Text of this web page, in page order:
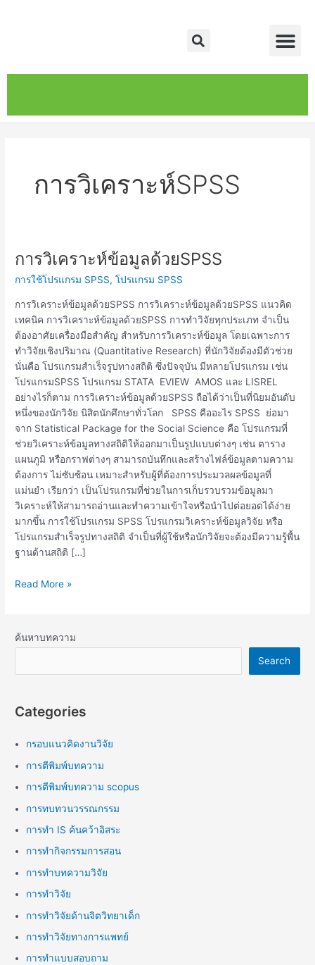
Search
การวิเคราะห์SPSS
การวิเคราะห์ข้อมูลด้วยSPSS
การใช้โปรแกรม SPSS,โปรแกรม SPSS
การวิเคราะห์ข้อมูลด้วยSPSS การวิเคราะห์ข้อมูลด้วยSPSS แนวคิด
เทคนิค การวิเคราะห์ข้อมูลด้วยSPSS การทำวิจัยทุกประเภท จำเป็น
ต้องอาศัยเครื่องมือสำคัญ สำหรับการวิเคราะห์ข้อมูล โดยเฉพาะการ
ทำวิจัยเชิงปริมาณ (Quantitative Research) ที่นักวิจัยต้องมีตัวช่วย
นั่นคือ โปรแกรมสำเร็จรูปทางสถิติ ซึ่งปัจจุบัน มีหลายโปรแกรม เช่น
โปรแกรมSPSS โปรแกรม STATA EVIEW AMOS และ LISREL
อย่างไรก็ตาม การวิเคราะห์ข้อมูลด้วยSPSS ถือได้ว่าเป็นที่นิยมอันดับ
หนึ่งของนักวิจัย นิสิตนักศึกษาทั่วโลก SPSS คืออะไร SPSS ย่อมา
จาก Statistical Package for the Social Science คือ โปรแกรมที่
ช่วยวิเคราะห์ข้อมูลทางสถิติให้ออกมาเป็นรูปแบบต่างๆ เช่น ตาราง
แผนภูมิ หรือกราฟต่างๆ สามารถบันทึกและสร้างไฟล์ข้อมูลตามความ
ต้องการ ไม่ซับซ้อน เหมาะสำหรับผู้ที่ต้องการประมวลผลข้อมูลที่
แม่นยำ เรียกว่า เป็นโปรแกรมที่ช่วยในการเก็บรวบรวมข้อมูลมา
วิเคราะห์ให้สามารถอ่านและทำความเข้าใจหรือนำไปต่อยอดได้ง่าย
มากขึ้น การใช้โปรแกรม SPSS โปรแกรมวิเคราะห์ข้อมูลวิจัย หรือ
โปรแกรมสำเร็จรูปทางสถิติ จำเป็นที่ผู้ใช้หรือนักวิจัยจะต้องมีความรู้พื้น
ฐานด้านสถิติ […]
การ
ข้อมูล
ด้วยSPSS
Read More »
ค้นหาบทความ
Search
Categories
กรอบแนวคิดงานวิจัย
การตีพิมพ์บทความ
การตีพิมพ์บทความ scopus
การทบทวนวรรณกรรม
การทำ IS ค้นคว้าอิสระ
การทำกิจกรรมการสอน
การทำบทความวิจัย
การทำวิจัย
การทำวิจัยด้านจิตวิทยาเด็ก
การทำวิจัยทางการแพทย์
การทำแบบสอบถาม